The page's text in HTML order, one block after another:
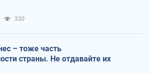
330
– тоже часть
страны. Не отдавайте их